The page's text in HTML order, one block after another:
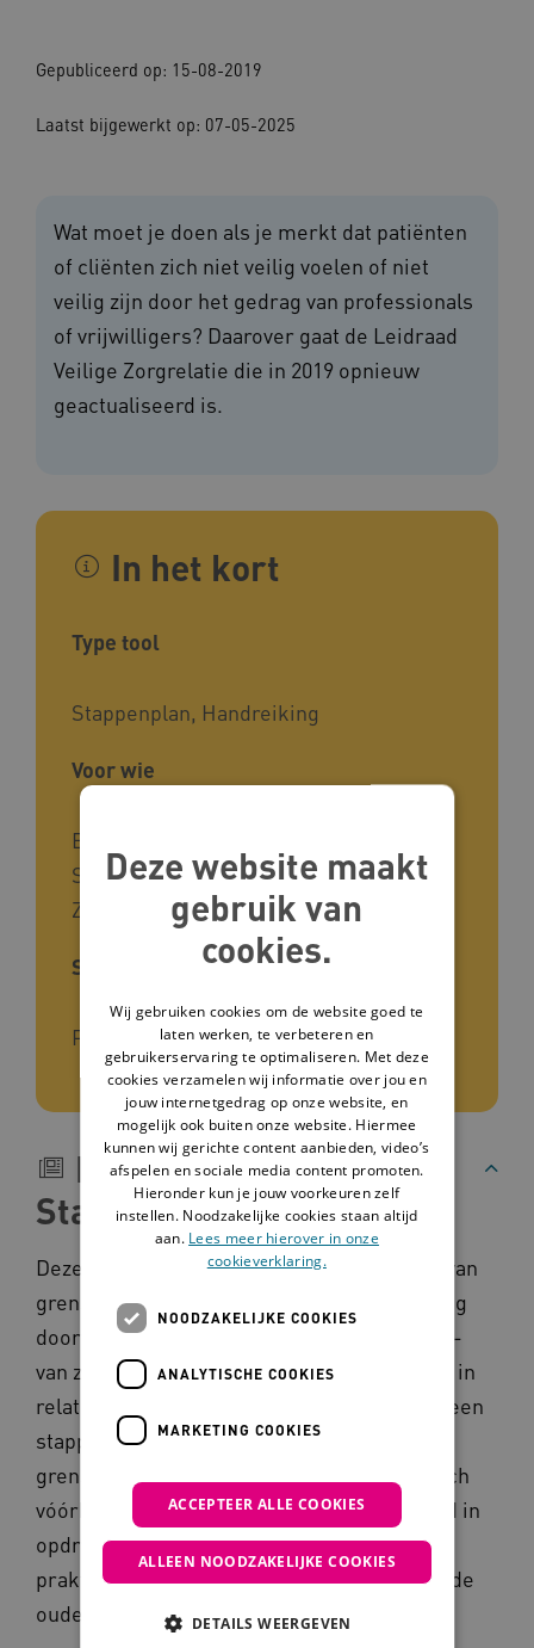
Gepubliceerd op: 15-08-2019
Laatst bijgewerkt op: 07-05-2025
Wat moet je doen als je merkt dat patiënten
of cliënten zich niet veilig voelen of niet
veilig zijn door het gedrag van professionals
of vrijwilligers? Daarover gaat de Leidraad
Veilige Zorgrelatie die in 2019 opnieuw
geactualiseerd is.
In het kort
Type tool
Stappenplan, Handreiking
Voor wie
Beleidsmedewerkers,
Stafmedewerkers, Zorgmanagers,
Zorgverleners, Vrijwilligers in de zorg
Soort kennis
Praktijk
Beschrijving
Stappenplan
Deze leidraad is gericht op het voorkómen van
grensoverschrijdend gedrag of mishandeling
door medewerkers of vrijwilligers/maatjes -
van zorgorganisaties in de langdurige zorg - in
relatie tot een cliënt. Ook geeft de leidraad een
stappenplan voor de organisatie als
grensoverschrijdend gedrag onverhoopt toch
vóórkomt. De Leidraad is in 2014 ontwikkeld in
opdracht van het ministerie van VWS. De
praktische adviezen hebben betrekking op de
ouderenzorg en andere zorgsectoren.
Deze website maakt
gebruik van
cookies.
Wij gebruiken cookies om de website goed te
laten werken, te verbeteren en
gebruikerservaring te optimaliseren. Met deze
cookies verzamelen wij informatie over jou en
jouw internetgedrag op onze website, en
mogelijk ook buiten onze website. Hiermee
kunnen wij gerichte content aanbieden, video’s
afspelen en sociale media content promoten.
Hieronder kun je jouw voorkeuren zelf
instellen. Noodzakelijke cookies staan altijd
aan. Lees meer hierover in onze
cookieverklaring.
NOODZAKELIJKE COOKIES
ANALYTISCHE COOKIES
MARKETING COOKIES
ACCEPTEER ALLE COOKIES
ALLEEN NOODZAKELIJKE COOKIES
DETAILS WEERGEVEN